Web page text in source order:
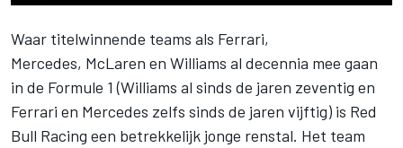
Waar titelwinnende teams als Ferrari,
Mercedes, McLaren en Williams al decennia mee gaan
in de Formule 1 (Williams al sinds de jaren zeventig en
Ferrari en Mercedes zelfs sinds de jaren vijftig) is Red
Bull Racing een betrekkelijk jonge renstal. Het team